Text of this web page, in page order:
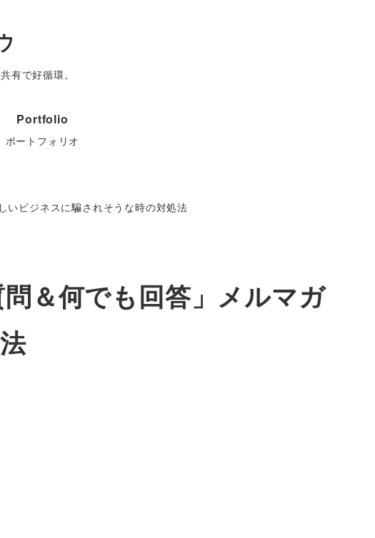
で好循環。
Portfolio
ポートフォリオ
いビジネスに騙されそうな時の対処法
＆何でも回答」メルマガ